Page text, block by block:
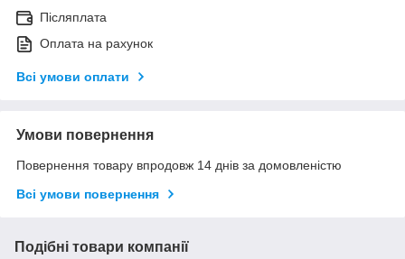
Післяплата
Оплата на рахунок
Всі умови оплати
Умови повернення
Повернення товару впродовж 14 днів за домовленістю
Всі умови повернення
Подібні товари компанії